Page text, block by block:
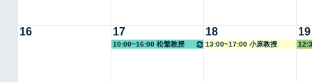
16 17
10:00~16:00 松繁教授
18
13:00~17:00 小原教授
19